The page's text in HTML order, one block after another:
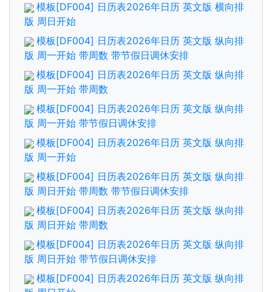
模板[DF004] 日历表2026年日历 英文版 横向排
版 周日开始
模板[DF004] 日历表2026年日历 英文版 纵向排
版 周一开始 带周数 带节假日调休安排
模板[DF004] 日历表2026年日历 英文版 纵向排
版 周一开始 带周数
模板[DF004] 日历表2026年日历 英文版 纵向排
版 周一开始 带节假日调休安排
模板[DF004] 日历表2026年日历 英文版 纵向排
版 周一开始
模板[DF004] 日历表2026年日历 英文版 纵向排
版 周日开始 带周数 带节假日调休安排
模板[DF004] 日历表2026年日历 英文版 纵向排
版 周日开始 带周数
模板[DF004] 日历表2026年日历 英文版 纵向排
版 周日开始 带节假日调休安排
模板[DF004] 日历表2026年日历 英文版 纵向排